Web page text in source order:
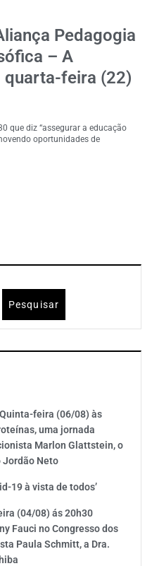
Pedagogia
– A
quarta-feira (22)
que diz “assegurar a educação
oportunidades de
Pesquisar
feira (06/08) às
uma jornada
Marlon Glattstein, o
Jordão Neto
19 à vista de todos’
(04/08) ás 20h30
Fauci no Congresso dos
Paula Schmitt, a Dra.